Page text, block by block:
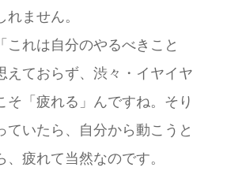
ません。
これは自分のやるべきこと
えておらず、渋々・イヤイヤ
そ「疲れる」んですね。そり
ていたら、自分から動こうと
、疲れて当然なのです。